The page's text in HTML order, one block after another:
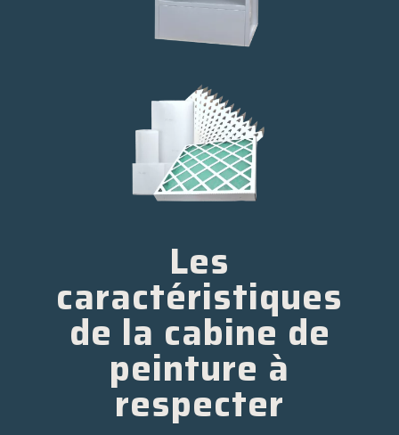
Les
caractéristiques
de la cabine de
peinture à
respecter